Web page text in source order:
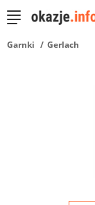
Garnki Gerlach